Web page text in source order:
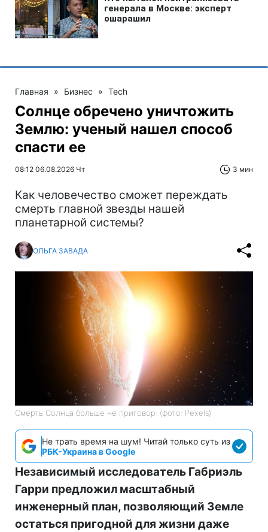
Главная » Бизнес » Tech
Солнце обречено уничтожить
Землю: ученый нашел способ
спасти ее
08:12 06.08.2026 Чт 3 мин
Как человечество сможет переждать
смерть главной звезды нашей
планетарной системы?
ОЛЬГА ЗАВАДА
Смерть Солнца больше не приговор: (фото: Pexels)
Не трать время на шум! Читай только суть из
РБК-Украина в Google
Независимый исследователь Габриэль
Гарри предложил масштабный
инженерный план, позволяющий Земле
остаться пригодной для жизни даже